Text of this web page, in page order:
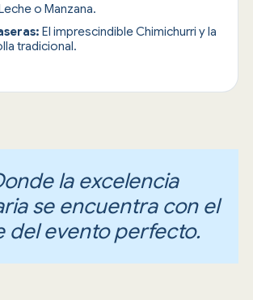
o Manzana.
El imprescindible Chimichurri y la
tradicional.
la excelencia
se encuentra con el
del evento perfecto.